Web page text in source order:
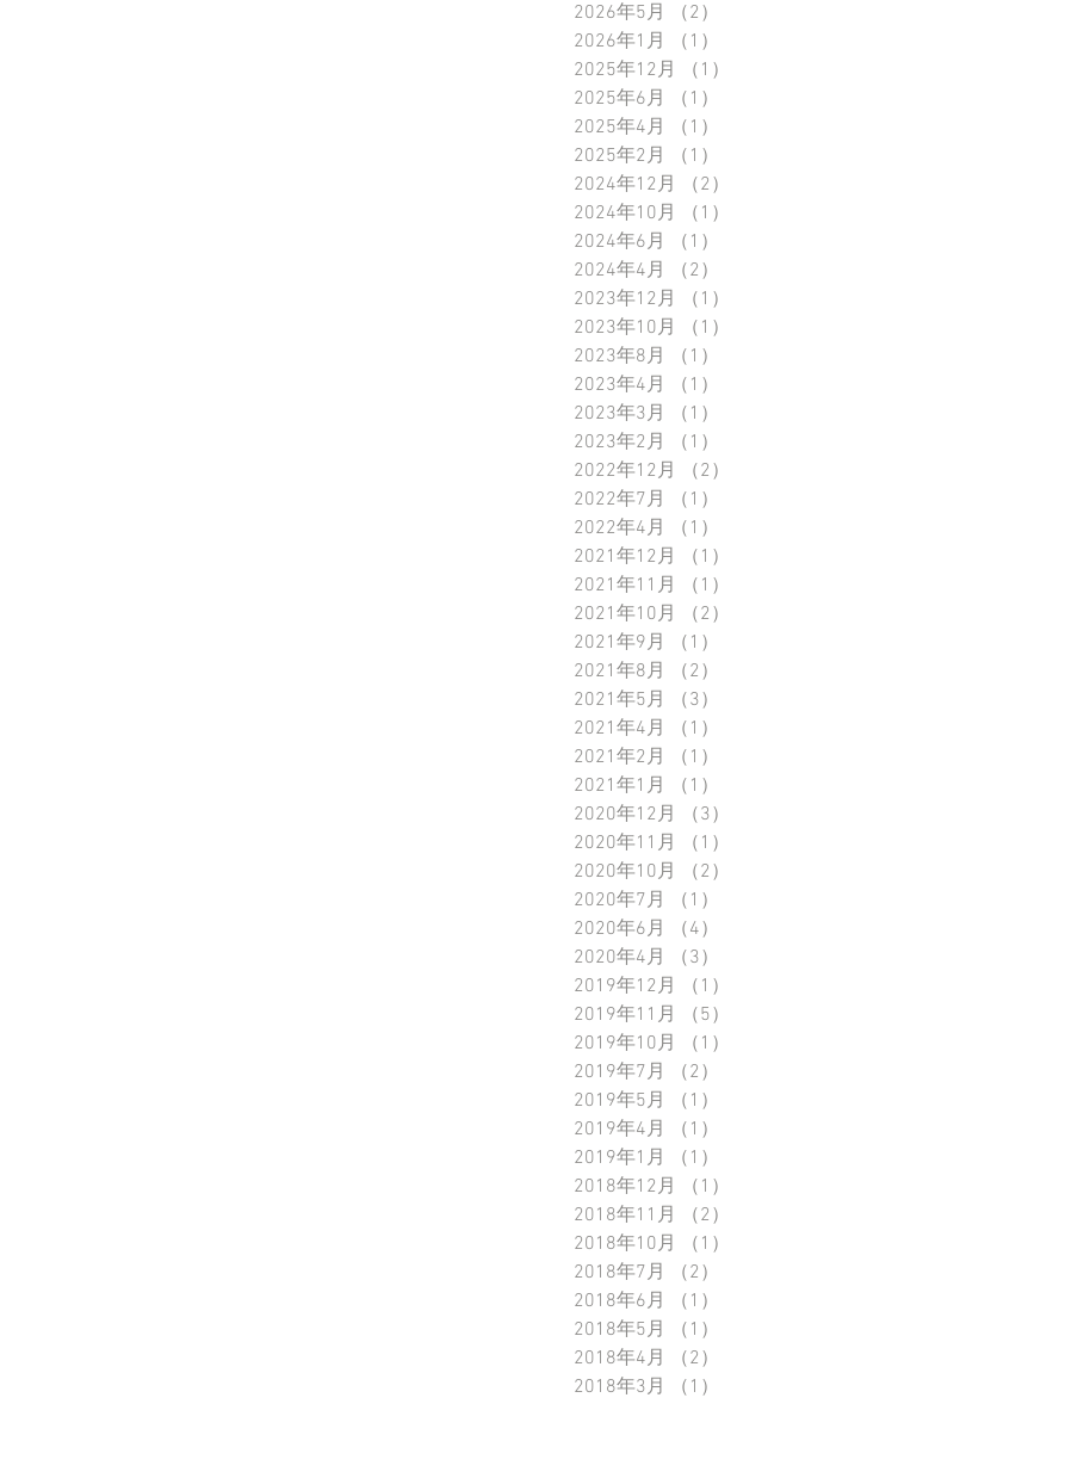
2026年5月
（2）
2026年1月
（1）
2025年12月
（1）
2025年6月
（1）
2025年4月
（1）
2025年2月
（1）
2024年12月
（2）
2024年10月
（1）
2024年6月
（1）
2024年4月
（2）
2023年12月
（1）
2023年10月
（1）
2023年8月
（1）
2023年4月
（1）
2023年3月
（1）
2023年2月
（1）
2022年12月
（2）
2022年7月
（1）
2022年4月
（1）
2021年12月
（1）
2021年11月
（1）
2021年10月
（2）
2021年9月
（1）
2021年8月
（2）
2021年5月
（3）
2021年4月
（1）
2021年2月
（1）
2021年1月
（1）
2020年12月
（3）
2020年11月
（1）
2020年10月
（2）
2020年7月
（1）
2020年6月
（4）
2020年4月
（3）
2019年12月
（1）
2019年11月
（5）
2019年10月
（1）
2019年7月
（2）
2019年5月
（1）
2019年4月
（1）
2019年1月
（1）
2018年12月
（1）
2018年11月
（2）
2018年10月
（1）
2018年7月
（2）
2018年6月
（1）
2018年5月
（1）
2018年4月
（2）
2018年3月
（1）